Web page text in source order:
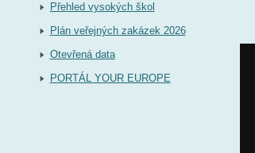
Přehled vysokých škol
Plán veřejných zakázek 2026
Otevřená data
PORTÁL YOUR EUROPE